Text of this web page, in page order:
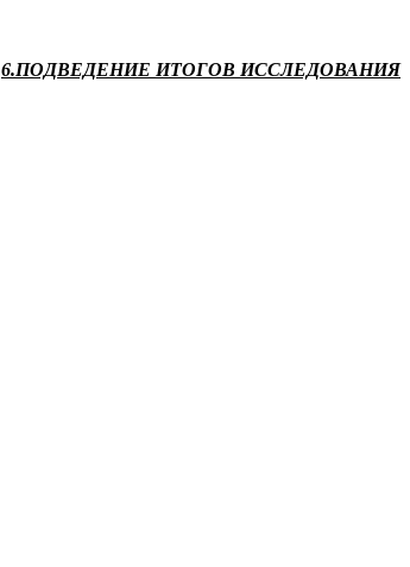
6.ПОДВЕДЕНИЕ ИТОГОВ ИССЛЕДОВАНИЯ